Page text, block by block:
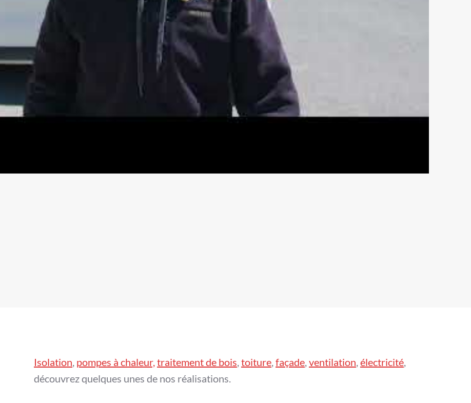
Isolation, pompes à chaleur,traitement de bois,toiture,façade,ventilation,électricité,
découvrez quelques unes de nos réalisations.